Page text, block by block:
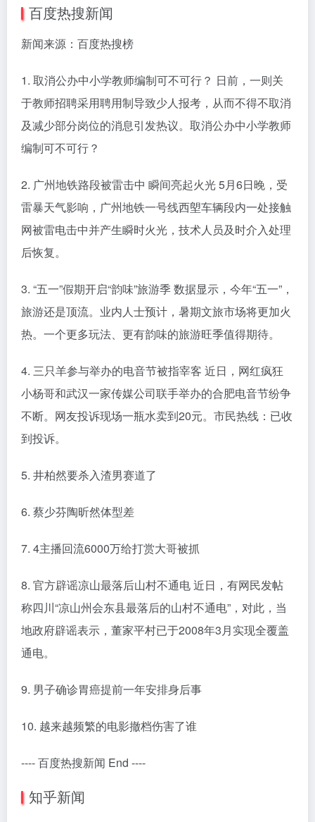
百度热搜新闻
新闻来源：百度热搜榜
1. 取消公办中小学教师编制可不可行？ 日前，一则关
于教师招聘采用聘用制导致少人报考，从而不得不取消
及减少部分岗位的消息引发热议。取消公办中小学教师
编制可不可行？
2. 广州地铁路段被雷击中 瞬间亮起火光 5月6日晚，受
雷暴天气影响，广州地铁一号线西塱车辆段内一处接触
网被雷电击中并产生瞬时火光，技术人员及时介入处理
后恢复。
3. “五一”假期开启“韵味”旅游季 数据显示，今年“五一”，
旅游还是顶流。业内人士预计，暑期文旅市场将更加火
热。一个更多玩法、更有韵味的旅游旺季值得期待。
4. 三只羊参与举办的电音节被指宰客 近日，网红疯狂
小杨哥和武汉一家传媒公司联手举办的合肥电音节纷争
不断。网友投诉现场一瓶水卖到20元。市民热线：已收
到投诉。
5. 井柏然要杀入渣男赛道了
6. 蔡少芬陶昕然体型差
7. 4主播回流6000万给打赏大哥被抓
8. 官方辟谣凉山最落后山村不通电 近日，有网民发帖
称四川“凉山州会东县最落后的山村不通电”，对此，当
地政府辟谣表示，董家平村已于2008年3月实现全覆盖
通电。
9. 男子确诊胃癌提前一年安排身后事
10. 越来越频繁的电影撤档伤害了谁
---- 百度热搜新闻 End ----
知乎新闻